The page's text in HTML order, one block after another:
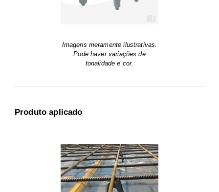
Imagens meramente ilustrativas.
Pode haver variações de
tonalidade e cor.
Produto aplicado